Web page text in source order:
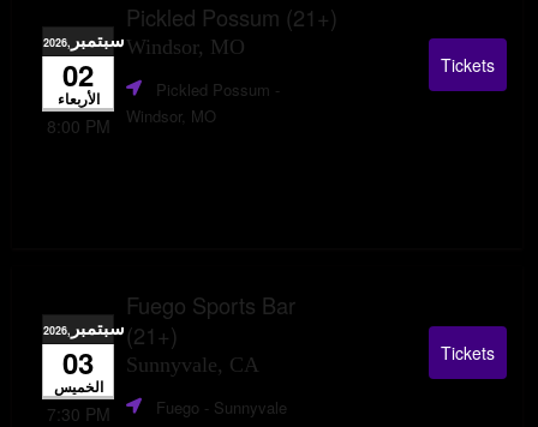
Pickled Possum (21+)
Windsor, MOسبتمبر ,2026
02
الأربعاء
8:00 PM
Pickled Possum -
Windsor, MO
Tickets
Fuego Sports Bar
(21+)
Sunnyvale, CA
سبتمبر ,2026
03
الخميس
7:30 PM Fuego - Sunnyvale
Tickets